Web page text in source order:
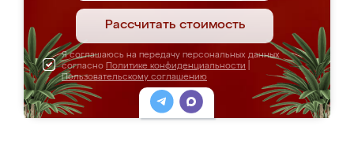
Рассчитать стоимость
Я соглашаюсь на передачу персональных данных
согласно Политике конфиденциальности
Пользовательскому соглашению